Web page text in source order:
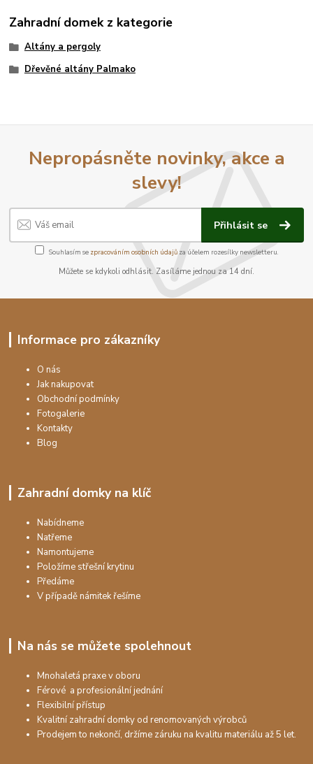
Zahradní domek z kategorie
Altány a pergoly
Dřevěné altány Palmako
Nepropásněte novinky, akce a
slevy!
Přihlásit se
Souhlasím se zpracováním osobních údajůza účelem rozesílky newsletteru.
Můžete se kdykoli odhlásit. Zasíláme jednou za 14 dní.
Informace pro zákazníky
O nás
Jak nakupovat
Obchodní podmínky
Fotogalerie
Kontakty
Blog
Zahradní domky na klíč
Nabídneme
Natřeme
Namontujeme
Položíme střešní krytinu
Předáme
V případě námitek řešíme
Na nás se můžete spolehnout
Mnohaletá praxe v oboru
Férové a profesionální jednání
Flexibilní přístup
Kvalitní zahradní domky od renomovaných výrobců
Prodejem to nekončí, držíme záruku na kvalitu materiálu až 5 let.